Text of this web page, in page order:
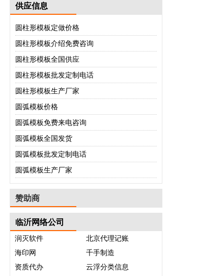
供应信息
圆柱形模板定做价格
圆柱形模板介绍免费咨询
圆柱形模板全国供应
圆柱形模板批发定制电话
圆柱形模板生产厂家
圆弧模板价格
圆弧模板免费来电咨询
圆弧模板全国发货
圆弧模板批发定制电话
圆弧模板生产厂家
赞助商
临沂网络公司
润灭软件
北京代理记账
海印网
千手制造
资质代办
云浮分类信息